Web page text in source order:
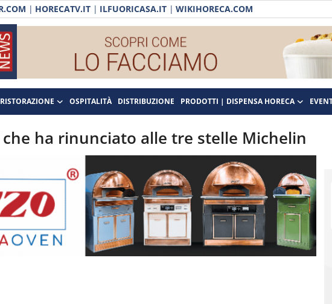
| HORECATV.IT | ILFUORICASA.IT | WIKIHORECA.COM
RISTORAZIONE OSPITALITÀ DISTRIBUZIONE PRODOTTI | DISPENSA HORECA
che ha rinunciato alle tre stelle Michelin